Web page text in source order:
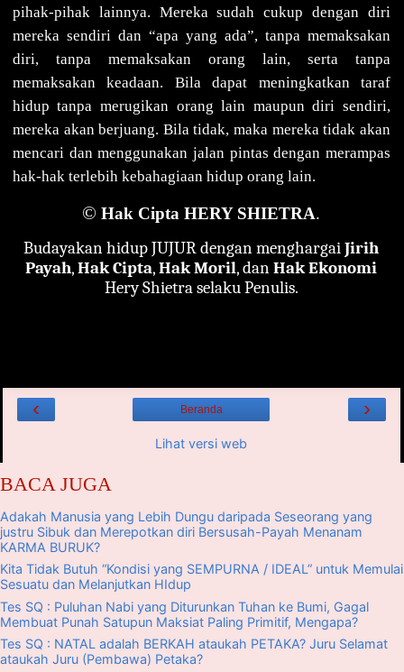
pihak-pihak lainnya. Mereka sudah cukup dengan diri
mereka sendiri dan “apa yang ada”, tanpa memaksakan
diri, tanpa memaksakan orang lain, serta tanpa
memaksakan keadaan. Bila dapat meningkatkan taraf
hidup tanpa merugikan orang lain maupun diri sendiri,
mereka akan berjuang. Bila tidak, maka mereka tidak akan
mencari dan menggunakan jalan pintas dengan merampas
hak-hak terlebih kebahagiaan hidup orang lain.
©Hak Cipta HERY SHIETRA.
Budayakan hidup JUJUR dengan menghargaiJirih
Payah,Hak Cipta,Hak Moril, danHak Ekonomi
Hery Shietra selaku Penulis.
‹ ›
Beranda
Lihat versi web
BACA JUGA
Adakah Manusia yang Lebih Dungu daripada Seseorang yang
justru Sibuk dan Merepotkan diri Bersusah-Payah Menanam
KARMA BURUK?
Kita Tidak Butuh “Kondisi yang SEMPURNA / IDEAL” untuk Memulai
Sesuatu dan Melanjutkan HIdup
Tes SQ : Puluhan Nabi yang Diturunkan Tuhan ke Bumi, Gagal
Membuat Punah Satupun Maksiat Paling Primitif, Mengapa?
Tes SQ : NATAL adalah BERKAH ataukah PETAKA? Juru Selamat
ataukah Juru (Pembawa) Petaka?